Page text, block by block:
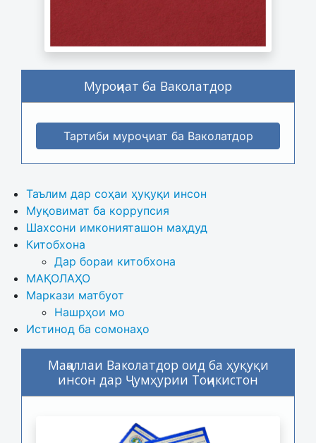
Муроҷиат ба Ваколатдор
Тартиби муроҷиат ба Ваколатдор
Таълим дар соҳаи ҳуқуқи инсон
Муқовимат ба коррупсия
Шахсони имконияташон маҳдуд
Китобхона
Дар бораи китобхона
МАҚОЛАҲО
Маркази матбуот
Нашрҳои мо
Истинод ба сомонаҳо
Маҷаллаи Ваколатдор оид ба ҳуқуқи
инсон дар Ҷумҳурии Тоҷикистон